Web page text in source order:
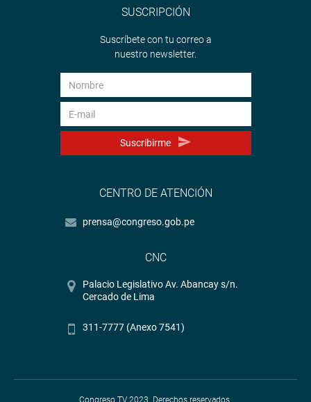
SUSCRIPCIÓN
Suscríbete con tu correo a
nuestro newsletter.
Suscribirme
CENTRO DE ATENCIÓN
prensa@congreso.gob.pe
CNC
Palacio Legislativo Av. Abancay s/n.
Cercado de Lima
311-7777 (Anexo 7541)
Congreso TV 2023. Derechos reservados.